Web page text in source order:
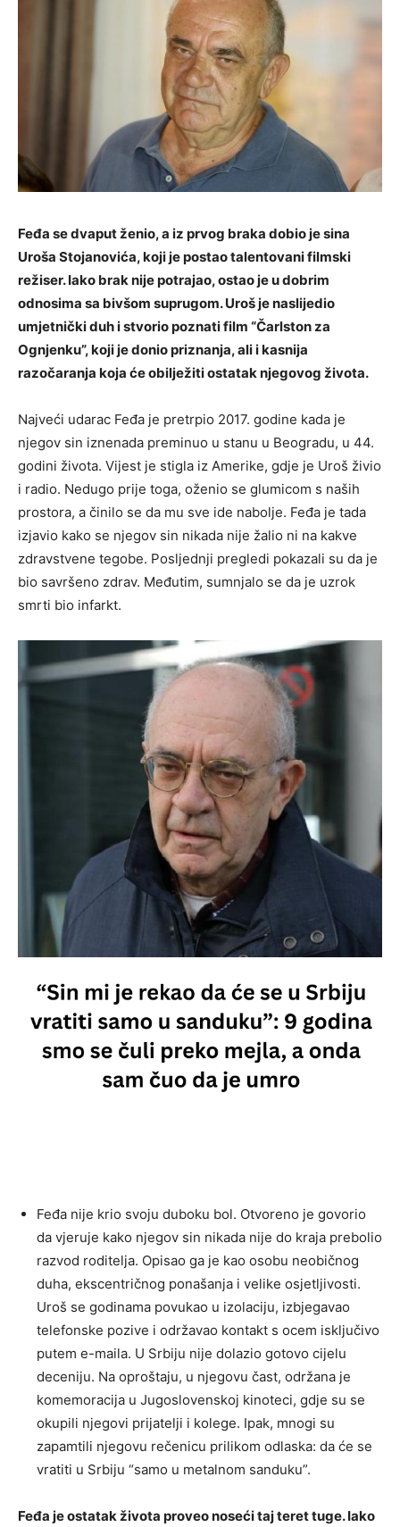
Feđa se dvaput ženio, a iz prvog braka dobio je sina
Uroša Stojanovića, koji je postao talentovani filmski
režiser. Iako brak nije potrajao, ostao je u dobrim
odnosima sa bivšom suprugom. Uroš je naslijedio
umjetnički duh i stvorio poznati film “Čarlston za
Ognjenku”, koji je donio priznanja, ali i kasnija
razočaranja koja će obilježiti ostatak njegovog života.
Najveći udarac Feđa je pretrpio 2017. godine kada je
njegov sin iznenada preminuo u stanu u Beogradu, u 44.
godini života. Vijest je stigla iz Amerike, gdje je Uroš živio
i radio. Nedugo prije toga, oženio se glumicom s naših
prostora, a činilo se da mu sve ide nabolje. Feđa je tada
izjavio kako se njegov sin nikada nije žalio ni na kakve
zdravstvene tegobe. Posljednji pregledi pokazali su da je
bio savršeno zdrav. Međutim, sumnjalo se da je uzrok
smrti bio infarkt.
Feđa nije krio svoju duboku bol. Otvoreno je govorio
da vjeruje kako njegov sin nikada nije do kraja prebolio
razvod roditelja. Opisao ga je kao osobu neobičnog
duha, ekscentričnog ponašanja i velike osjetljivosti.
Uroš se godinama povukao u izolaciju, izbjegavao
telefonske pozive i održavao kontakt s ocem isključivo
putem e-maila. U Srbiju nije dolazio gotovo cijelu
deceniju. Na oproštaju, u njegovu čast, održana je
komemoracija u Jugoslovenskoj kinoteci, gdje su se
okupili njegovi prijatelji i kolege. Ipak, mnogi su
zapamtili njegovu rečenicu prilikom odlaska: da će se
vratiti u Srbiju “samo u metalnom sanduku”.
Feđa je ostatak života proveo noseći taj teret tuge. Iako